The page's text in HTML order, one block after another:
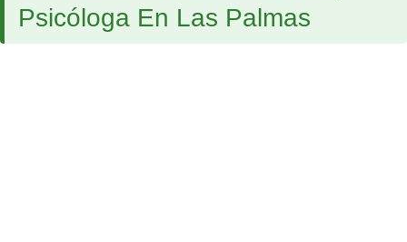
Psicóloga En Las Palmas